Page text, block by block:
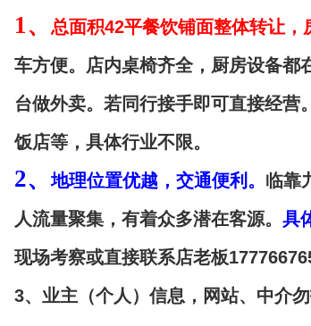
1、 总面积42平餐饮铺面整体转让，
车方便。店内桌椅齐全，厨房设备都
台做外卖。若同行接手即可直接经
饭店等，具体行业不限。
2、地理位置优越，交通便利。 临靠
人流量聚集，有着众多潜在客源。 具
现场考察或直接联系店老板
3、业主（个人）信息，网站、中介